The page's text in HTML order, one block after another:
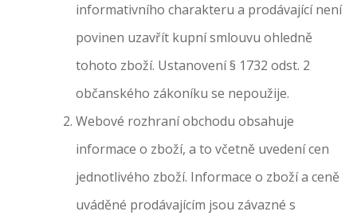
informativního charakteru a prodávající není
povinen uzavřít kupní smlouvu ohledně
tohoto zboží. Ustanovení § 1732 odst. 2
občanského zákoníku se nepoužije.
Webové rozhraní obchodu obsahuje
informace o zboží, a to včetně uvedení cen
jednotlivého zboží. Informace o zboží a ceně
uváděné prodávajícím jsou závazné s